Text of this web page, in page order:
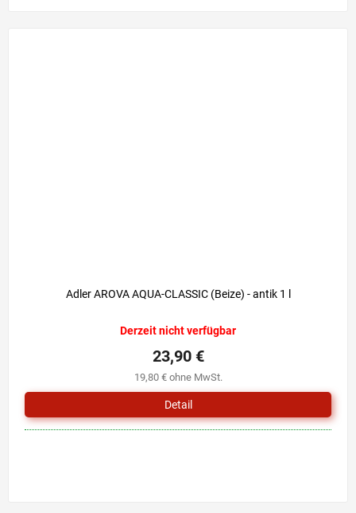
Adler AROVA AQUA-CLASSIC (Beize) - antik 1 l
Derzeit nicht verfügbar
19,80 € ohne MwSt.
23,90 €
Detail